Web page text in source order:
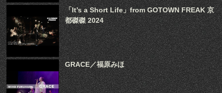
「It’s a Short Life」from GOTOWN FREAK 京
都磔磔 2024
GRACE／福原みほ